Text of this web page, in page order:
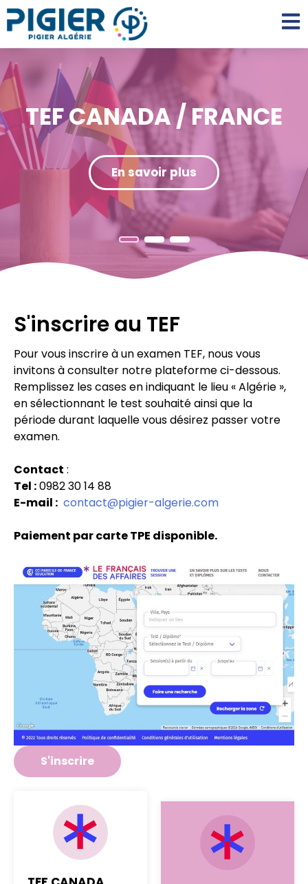
TEF CANADA / FRANCE
En savoir plus
S'inscrire au TEF
Pour vous inscrire à un examen TEF, nous vous
invitons à consulter notre plateforme ci-dessous.
Remplissez les cases en indiquant le lieu « Algérie »,
en sélectionnant le test souhaité ainsi que la
période durant laquelle vous désirez passer votre
examen.
Contact :
Tel :0982 30 14 88
E-mail : contact@pigier-algerie.com
Paiement par carte TPE disponible.
S'inscrire